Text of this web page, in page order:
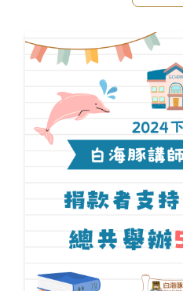
排，不限⏳️聽講時段：申請單